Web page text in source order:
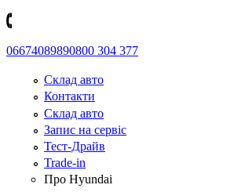
06674089890800 304 377
Склад авто
Контакти
Склад авто
Запис на сервіс
Тест-Драйв
Trade-in
Про Hyundai